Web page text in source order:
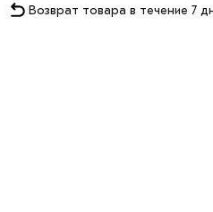
Возврат товара в течение 7